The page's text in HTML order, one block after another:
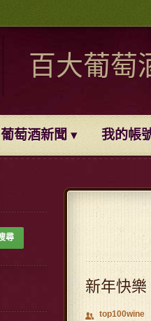
百大葡萄
葡萄酒新聞 我的帳
新年快
👥 top100wine